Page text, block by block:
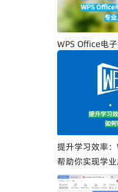
WPS Office电
提升学习效率
帮助你实现学